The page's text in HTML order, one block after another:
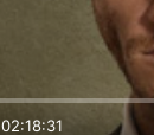
02:18:31